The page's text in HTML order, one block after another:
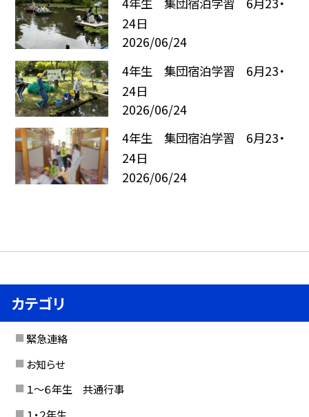
24日
2026/06/24
4年生 集団宿泊学習 6月23・
24日
2026/06/24
4年生 集団宿泊学習 6月23・
24日
2026/06/24
カテゴリ
緊急連絡
お知らせ
１〜６年生 共通行事